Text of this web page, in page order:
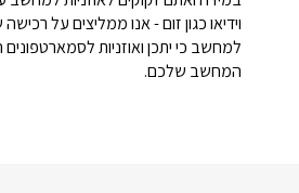
וידיאו כגון זום - אנו ממליצים על רכישה
למחשב כי יתכן ואוזניות
המחשב שלכם.